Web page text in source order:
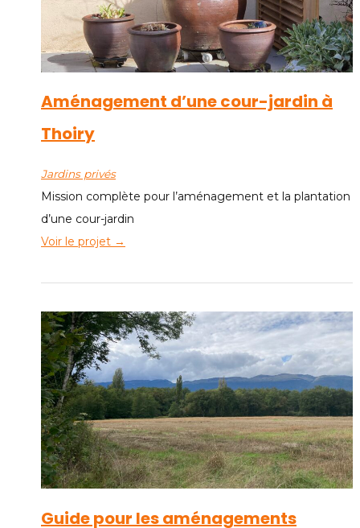
Aménagement d’une cour-jardin à
Thoiry
Jardins privés
Mission complète pour l’aménagement et la plantation
d’une cour-jardin
Voir le projet →
Guide pour les aménagements